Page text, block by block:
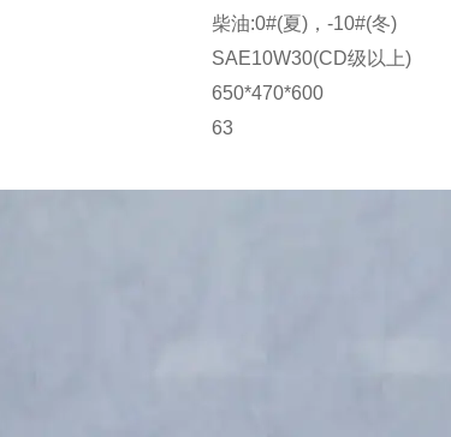
柴油:0#(夏)，-10#(冬)
SAE10W30(CD级以上)
650*470*600
63